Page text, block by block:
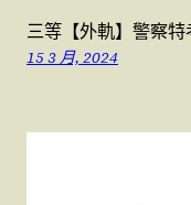
三等【外軌】警察
15 3 月, 2024